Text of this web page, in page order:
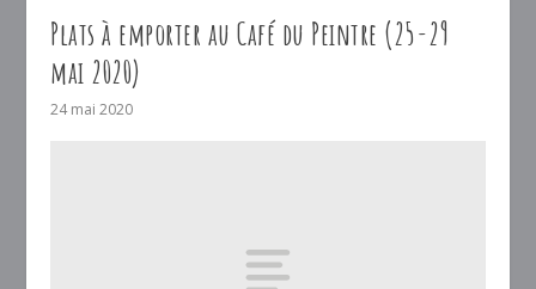
Plats à emporter au Café du Peintre (25-29
mai 2020)
24 mai 2020